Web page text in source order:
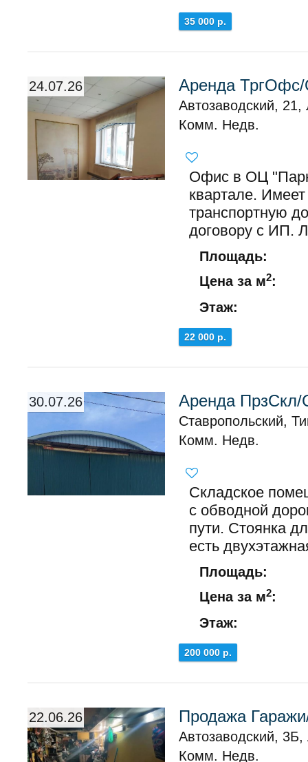
35 000 р.
24.07.26 Аренда
Автозаводский,
Комм. Недв.
Офис в ОЦ
квартале.
транспортную
договору с ИП.
Площадь:
Цена за м2:
Этаж:
22 000 р.
30.07.26 Аренда ПрзСкл/
Ставропольский,
Комм. Недв.
Складское
с обводной
пути. Стоянка
есть
Площадь:
Цена за м2:
Этаж:
200 000 р.
22.06.26 Продажа
Автозаводский, 3Б,
Комм. Недв.